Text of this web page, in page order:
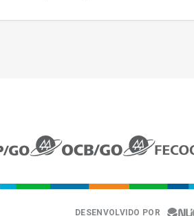
TRANSPARÊNCIA
CONTATO
Fale Conosco
DESENVOLVIDO POR